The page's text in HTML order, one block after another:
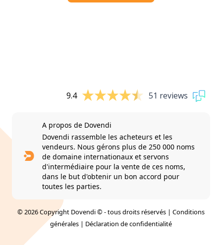
9.4 51 reviews
A propos de Dovendi
Dovendi rassemble les acheteurs et les
vendeurs. Nous gérons plus de 250 000 noms
de domaine internationaux et servons
d'intermédiaire pour la vente de ces noms,
dans le but d'obtenir un bon accord pour
toutes les parties.
© 2026 Copyright Dovendi © - tous droits réservés | Conditions
générales | Déclaration de confidentialité